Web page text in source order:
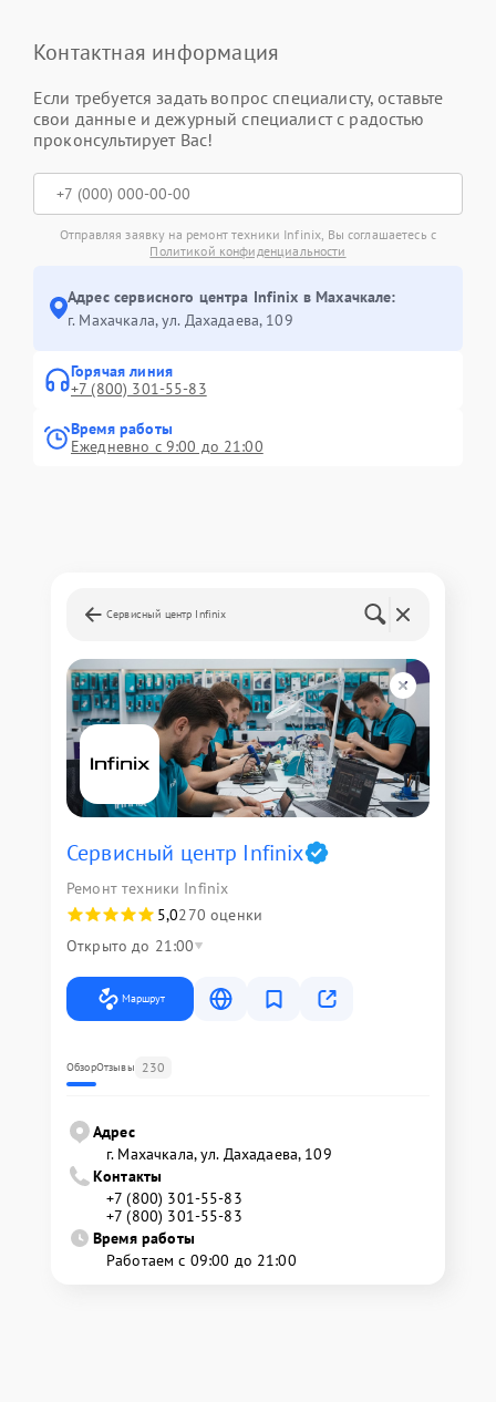
Контактная информация
Если требуется задать вопрос специалисту, оставьте
свои данные и дежурный специалист с радостью
проконсультирует Вас!
Отправляя заявку на ремонт техники Infinix, Вы соглашаетесь с
Политикой конфиденциальности
Адрес сервисного центра Infinix в Махачкале:
г. Махачкала, ул. Дахадаева, 109
Горячая линия
+7 (800) 301-55-83
Время работы
Ежедневно с 9:00 до 21:00
Сервисный центр Infinix
Сервисный центр Infinix
Ремонт техники Infinix
5,0270 оценки
Открыто до 21:00
Маршрут
ОбзорОтзывы 230
Адрес
г. Махачкала, ул. Дахадаева, 109
Контакты
+7 (800) 301-55-83
+7 (800) 301-55-83
Время работы
Работаем с 09:00 до 21:00